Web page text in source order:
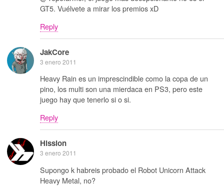
GT5. Vuélvete a mirar los premios xD
Reply
JakCore
3 enero 2011
Heavy Rain es un imprescindible como la copa de un
pino, los multi son una mierdaca en PS3, pero este
juego hay que tenerlo si o si.
Reply
Hission
3 enero 2011
Supongo k habreis probado el Robot Unicorn Attack
Heavy Metal, no?